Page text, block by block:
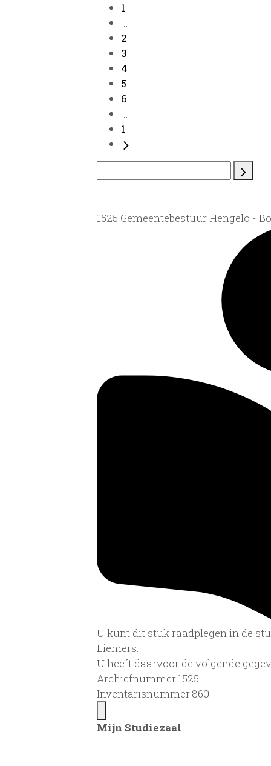
1
...
2
3
4
5
6
...
1
1525 Gemeentebestuur Hengelo -
U kunt dit stuk raadplegen in de
Liemers.
U heeft daarvoor de volgende
Archiefnummer:1525
Inventarisnummer:860
Mijn Studiezaal